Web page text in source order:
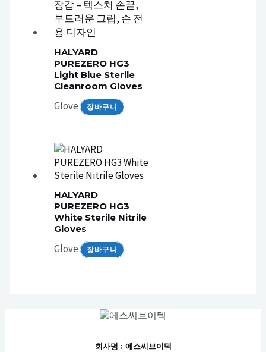
HALYARD
PUREZERO HG3
Light Blue Sterile
Cleanroom Gloves
Glove 장바구니
HALYARD
PUREZERO HG3
White Sterile Nitrile
Gloves
Glove 장바구니
회사명 : 에스씨브이텍